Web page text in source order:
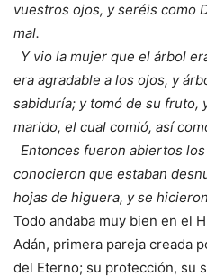
vuestros ojos, y seréis como
mal.
Y vio la mujer que el árbol
era agradable a los ojos, y
sabiduría; y tomó de su fruto,
marido, el cual comió, así
Entonces fueron abiertos
conocieron que estaban
hojas de higuera, y se
Todo andaba muy bien en el
Adán, primera pareja creada
del Eterno; su protección, su